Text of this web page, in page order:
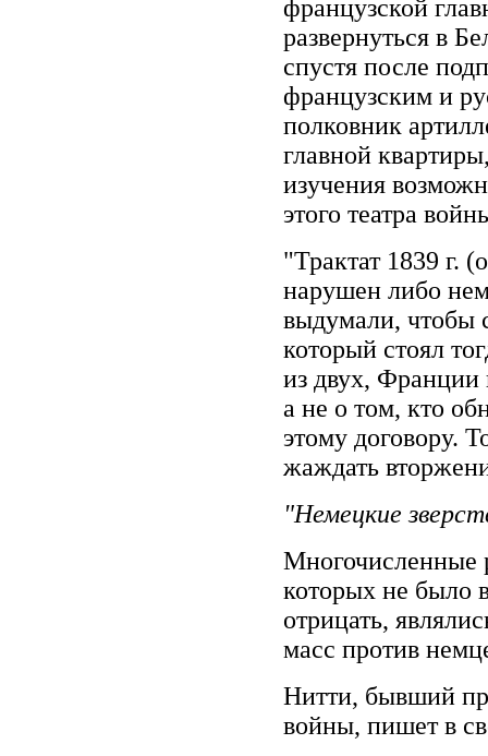
французской
развернуться в
спустя после
французским и
полковник
главной
изучения
этого театра
"Трактат 1839 г.
нарушен либо
выдумали, чтобы
который стоял
из двух,
а не о том, кто
этому договору.
жаждать
"Немецкие
Многочисленные
которых не было
отрицать,
масс против
Нитти, бывший
войны, пишет в